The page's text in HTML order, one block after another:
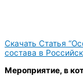
Скачать Статья
состава в
Мероприятие, в